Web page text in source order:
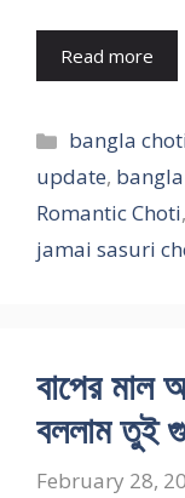
Read more
Categories
bangla
update,
Romantic Choti,
jamai sasuri
বাপের মাল
বললাম তুই
February 28,